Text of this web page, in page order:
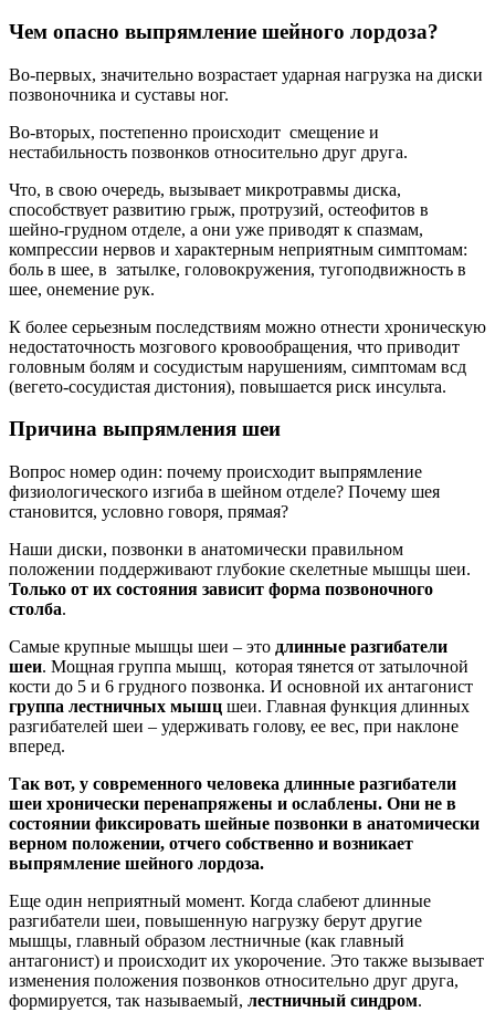
Чем опасно выпрямление шейного лордоза?
Во-первых, значительно возрастает ударная нагрузка на диски
позвоночника и суставы ног.
Во-вторых, постепенно происходит смещение и
нестабильность позвонков относительно друг друга.
Что, в свою очередь, вызывает микротравмы диска,
способствует развитию грыж, протрузий, остеофитов в
шейно-грудном отделе, а они уже приводят к спазмам,
компрессии нервов и характерным неприятным симптомам:
боль в шее, в затылке, головокружения, тугоподвижность в
шее, онемение рук.
К более серьезным последствиям можно отнести хроническую
недостаточность мозгового кровообращения, что приводит
головным болям и сосудистым нарушениям, симптомам всд
(вегето-сосудистая дистония), повышается риск инсульта.
Причина выпрямления шеи
Вопрос номер один: почему происходит выпрямление
физиологического изгиба в шейном отделе? Почему шея
становится, условно говоря, прямая?
Наши диски, позвонки в анатомически правильном
положении поддерживают глубокие скелетные мышцы шеи.
Только от их состояния зависит форма позвоночного
столба.
Самые крупные мышцы шеи – это длинные разгибатели
шеи. Мощная группа мышц, которая тянется от затылочной
кости до 5 и 6 грудного позвонка. И основной их антагонист
группа лестничных мышц шеи. Главная функция длинных
разгибателей шеи – удерживать голову, ее вес, при наклоне
вперед.
Так вот, у современного человека длинные разгибатели
шеи хронически перенапряжены и ослаблены. Они не в
состоянии фиксировать шейные позвонки в анатомически
верном положении, отчего собственно и возникает
выпрямление шейного лордоза.
Еще один неприятный момент. Когда слабеют длинные
разгибатели шеи, повышенную нагрузку берут другие
мышцы, главный образом лестничные (как главный
антагонист) и происходит их укорочение. Это также вызывает
изменения положения позвонков относительно друг друга,
формируется, так называемый, лестничный синдром.